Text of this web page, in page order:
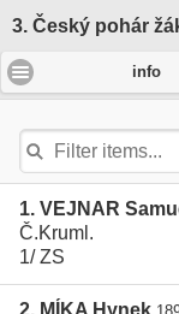
info
1. VEJNAR
Č.Kruml.
1/ ZS
2. MÍKA Hynek